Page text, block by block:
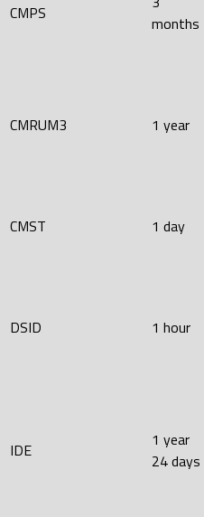
CMPS
months
CMRUM3 1 year
CMST 1 day
DSID 1 hour
IDE
1 year
24 days